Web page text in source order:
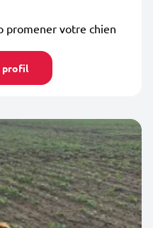
promener votre chien
profil